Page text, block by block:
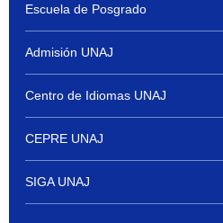
Escuela de Posgrado
Admisión UNAJ
Centro de Idiomas UNAJ
CEPRE UNAJ
SIGA UNAJ